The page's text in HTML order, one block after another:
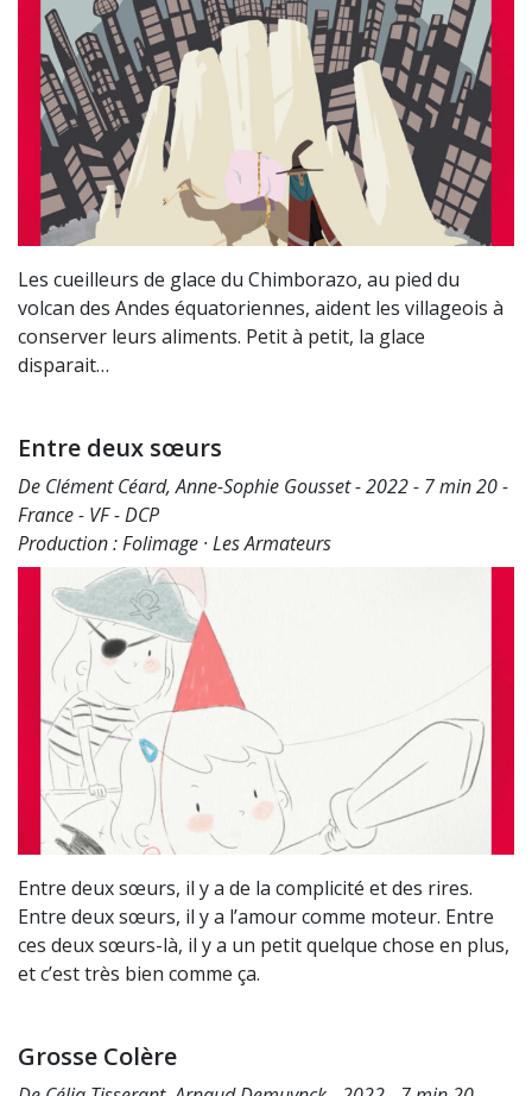
Les cueilleurs de glace du Chimborazo, au pied du
volcan des Andes équatoriennes, aident les villageois à
conserver leurs aliments. Petit à petit, la glace
disparait…
Entre deux sœurs
De Clément Céard, Anne-Sophie Gousset - 2022 - 7 min 20 -
France - VF - DCP
Production : Folimage · Les Armateurs
Entre deux sœurs, il y a de la complicité et des rires.
Entre deux sœurs, il y a l’amour comme moteur. Entre
ces deux sœurs-là, il y a un petit quelque chose en plus,
et c’est très bien comme ça.
Grosse Colère